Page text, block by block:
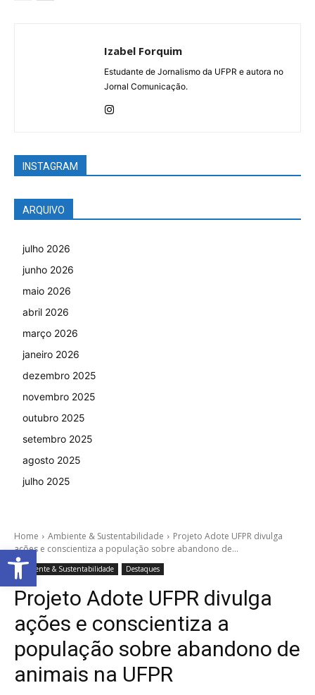
Izabel Forquim
Estudante de Jornalismo da UFPR e autora no
Jornal Comunicação.
INSTAGRAM
ARQUIVO
julho 2026
junho 2026
maio 2026
abril 2026
março 2026
janeiro 2026
dezembro 2025
novembro 2025
outubro 2025
setembro 2025
agosto 2025
julho 2025